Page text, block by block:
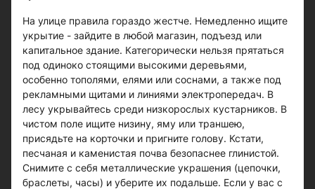
На улице правила гораздо жестче. Немедленно ищите
укрытие - зайдите в любой магазин, подъезд или
капитальное здание. Категорически нельзя прятаться
под одиноко стоящими высокими деревьями,
особенно тополями, елями или соснами, а также под
рекламными щитами и линиями электропередач. В
лесу укрывайтесь среди низкорослых кустарников. В
чистом поле ищите низину, яму или траншею,
присядьте на корточки и пригните голову. Кстати,
песчаная и каменистая почва безопаснее глинистой.
Снимите с себя металлические украшения (цепочки,
браслеты, часы) и уберите их подальше. Если у вас с